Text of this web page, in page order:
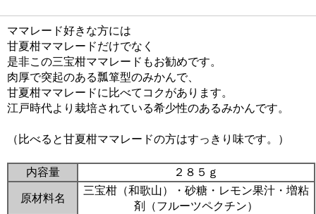
ママレード好きな方には
甘夏柑ママレードだけでなく
是非この三宝柑ママレードもお勧めです。
肉厚で突起のある瓢箪型のみかんで、
甘夏柑ママレードに比べてコクがあります。
江戸時代より栽培されている希少性のあるみかんです。
（比べると甘夏柑ママレードの方はすっきり味です。）
内容量 ２８５ｇ
原材料名
三宝柑（和歌山）・砂糖・レモン果汁・増粘
剤（フルーツペクチン）